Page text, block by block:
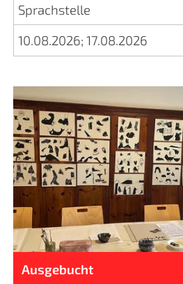
Sprachstelle
10.08.2026; 17.08.2026
Ausgebucht